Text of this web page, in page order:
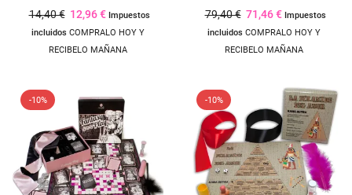
14,40 € 12,96 € Impuestos
incluidos COMPRALO HOY Y
RECIBELO MAÑANA
79,40 € 71,46 € Impuestos
incluidos COMPRALO HOY Y
RECIBELO MAÑANA
-10% -10%